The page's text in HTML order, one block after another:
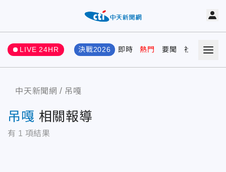
LIVE 24HR 決戰2026 即時 熱門 要聞 社會 娛樂
中天新聞網 吊嘎
吊嘎 相關報導
有 1 項結果